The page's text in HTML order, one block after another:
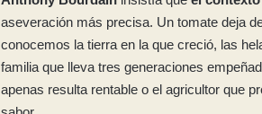
aseveración más precisa. Un tomate deja
conocemos la tierra en la que creció, las
familia que lleva tres generaciones
apenas resulta rentable o el agricultor que